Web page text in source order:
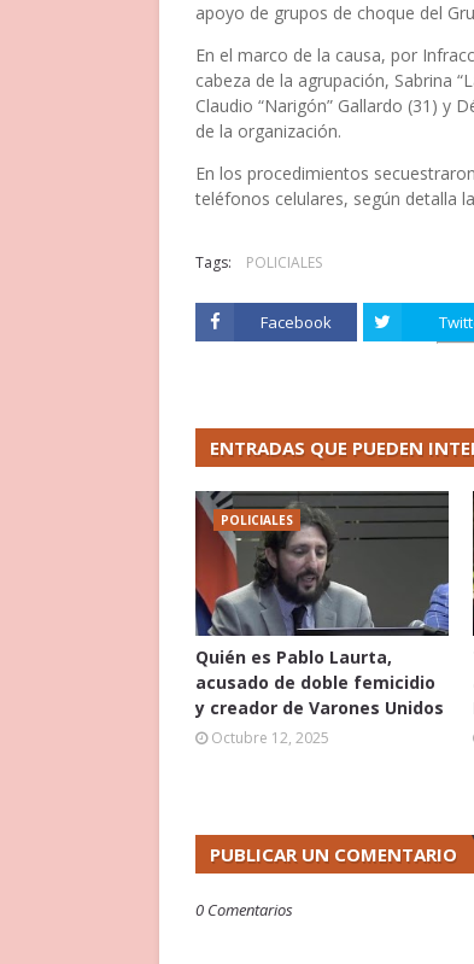
apoyo de grupos de choque del
En el marco de la causa, por
cabeza de la agrupación, Sabrina
Claudio “Narigón” Gallardo (31) y
de la organización.
En los procedimientos
teléfonos celulares, según detalla
Tags: POLICIALES
Facebook
ENTRADAS QUE PUEDEN
POLICIALES
Quién es Pablo Laurta,
acusado de doble femicidio
y creador de Varones Unidos
Octubre 12, 2025
PUBLICAR UN COMENTARIO
0 Comentarios